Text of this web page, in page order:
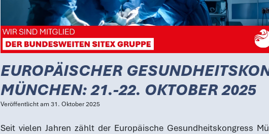
EUROPÄISCHER
MÜNCHEN: 21.-22. OKTOBER 2025
Veröffentlicht am31. Oktober 2025
Seit vielen Jahren zählt der Europäische Gesundheitskongress